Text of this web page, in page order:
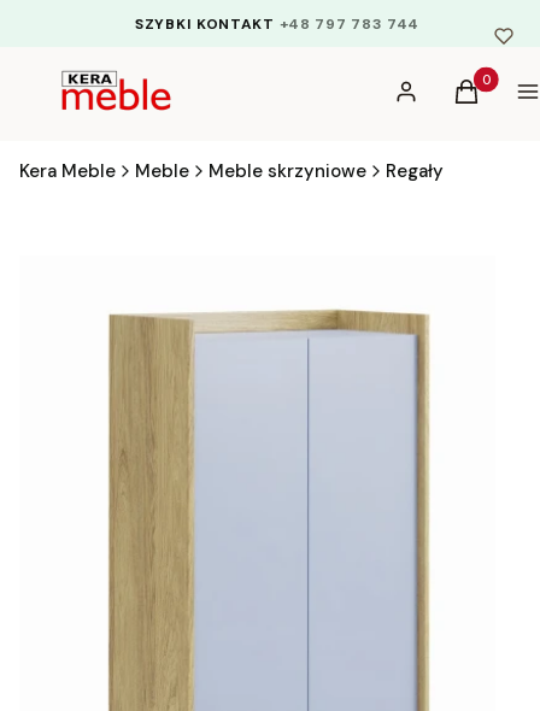
SZYBKI KONTAKT +48 797 783 744
Zaloguj sięProdukty
Koszyk
Kera Meble Meble Meble skrzyniowe Regały